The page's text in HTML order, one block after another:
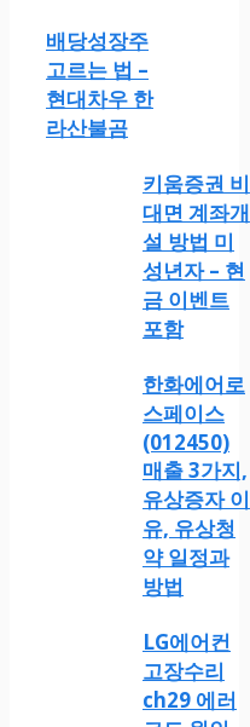
배당성장주
고르는 법 –
현대차우 한
라산불곰
키움증권 비
대면 계좌개
설 방법 미
성년자 – 현
금 이벤트
포함
한화에어로
스페이스
(012450)
매출 3가지,
유상증자 이
유, 유상청
약 일정과
방법
LG에어컨
고장수리
ch29 에러